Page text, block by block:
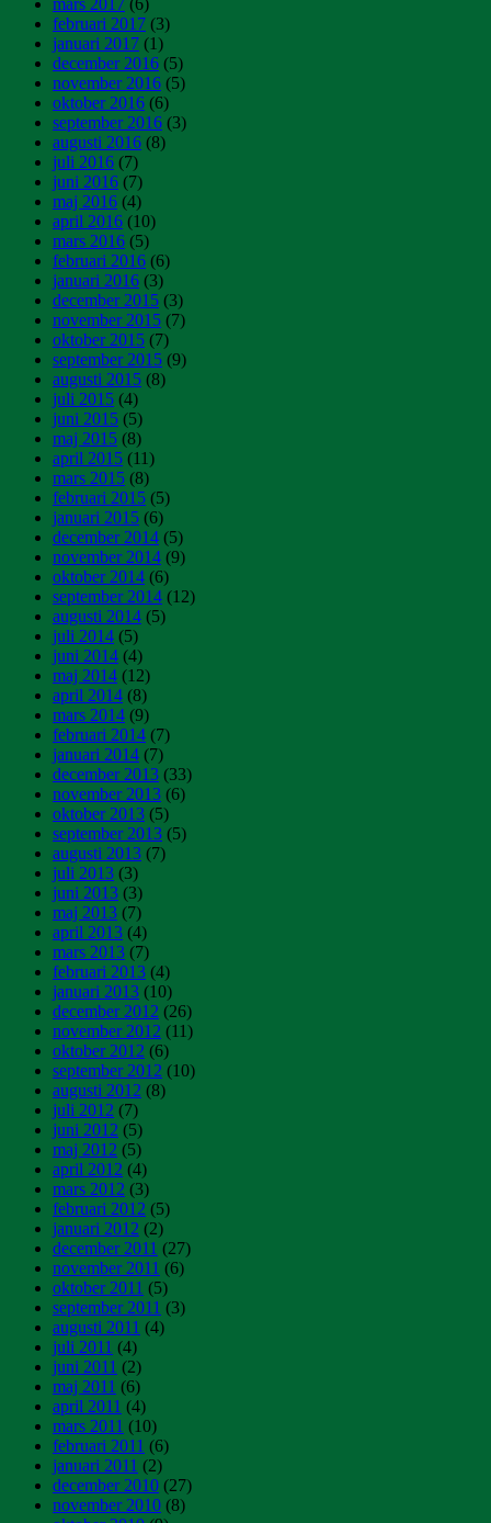
mars 2017 (6)
februari 2017 (3)
januari 2017 (1)
december 2016 (5)
november 2016 (5)
oktober 2016 (6)
september 2016 (3)
augusti 2016 (8)
juli 2016 (7)
juni 2016 (7)
maj 2016 (4)
april 2016 (10)
mars 2016 (5)
februari 2016 (6)
januari 2016 (3)
december 2015 (3)
november 2015 (7)
oktober 2015 (7)
september 2015 (9)
augusti 2015 (8)
juli 2015 (4)
juni 2015 (5)
maj 2015 (8)
april 2015 (11)
mars 2015 (8)
februari 2015 (5)
januari 2015 (6)
december 2014 (5)
november 2014 (9)
oktober 2014 (6)
september 2014 (12)
augusti 2014 (5)
juli 2014 (5)
juni 2014 (4)
maj 2014 (12)
april 2014 (8)
mars 2014 (9)
februari 2014 (7)
januari 2014 (7)
december 2013 (33)
november 2013 (6)
oktober 2013 (5)
september 2013 (5)
augusti 2013 (7)
juli 2013 (3)
juni 2013 (3)
maj 2013 (7)
april 2013 (4)
mars 2013 (7)
februari 2013 (4)
januari 2013 (10)
december 2012 (26)
november 2012 (11)
oktober 2012 (6)
september 2012 (10)
augusti 2012 (8)
juli 2012 (7)
juni 2012 (5)
maj 2012 (5)
april 2012 (4)
mars 2012 (3)
februari 2012 (5)
januari 2012 (2)
december 2011 (27)
november 2011 (6)
oktober 2011 (5)
september 2011 (3)
augusti 2011 (4)
juli 2011 (4)
juni 2011 (2)
maj 2011 (6)
april 2011 (4)
mars 2011 (10)
februari 2011 (6)
januari 2011 (2)
december 2010 (27)
november 2010 (8)